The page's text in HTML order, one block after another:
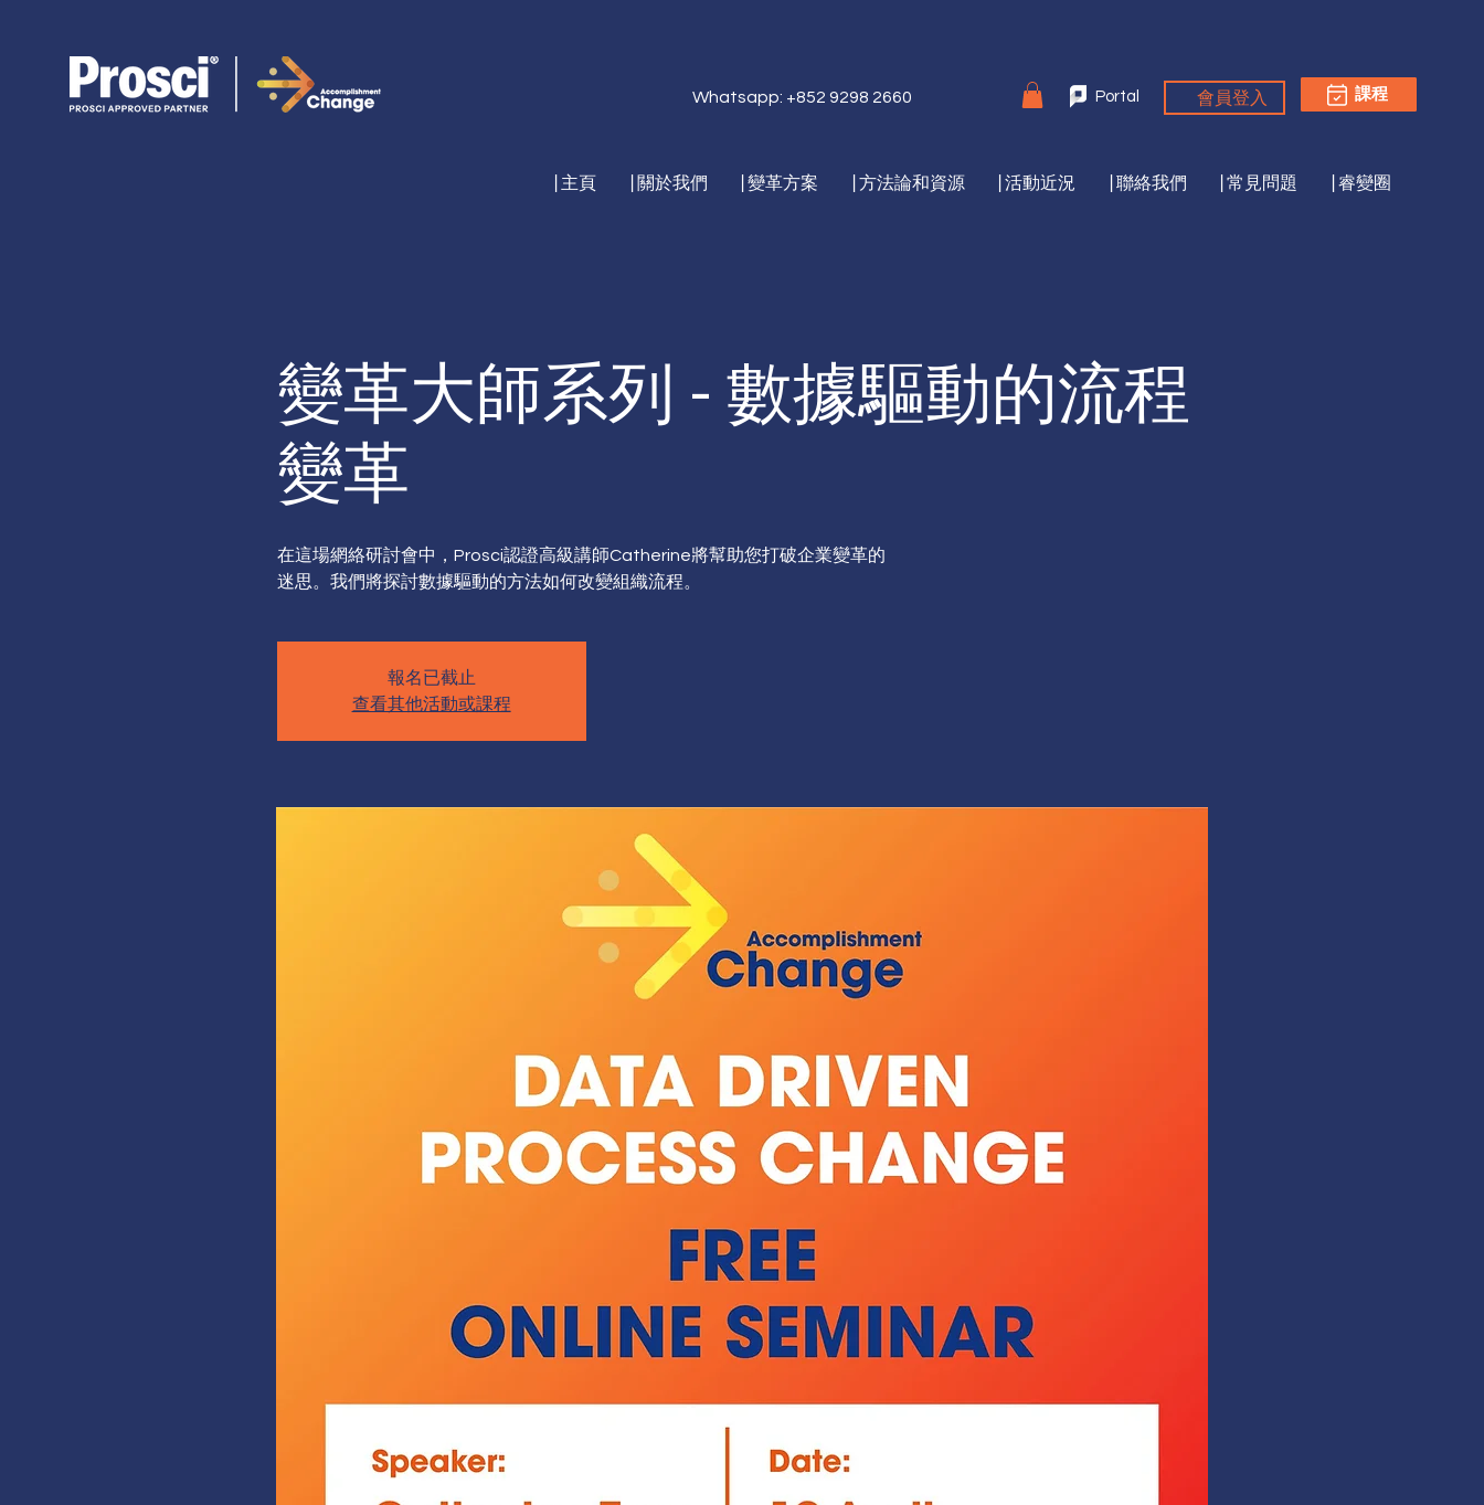
|主頁 |關於我們 |變革方案 |方法論和資源 |活動近況 |聯絡我們 |常見問題 |睿變圈
Whatsapp: +852 9298 2660 Portal 課程
會員登入
變革大師系列 - 數據驅動的流程
變革
在這場網絡研討會中，Prosci認證高級講師Catherine將幫助您打破企業變革的
迷思。我們將探討數據驅動的方法如何改變組織流程。
報名已截止
查看其他活動或課程